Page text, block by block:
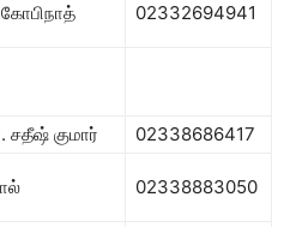
02332694941
சதீஷ் குமார்
02338686417
02338883050